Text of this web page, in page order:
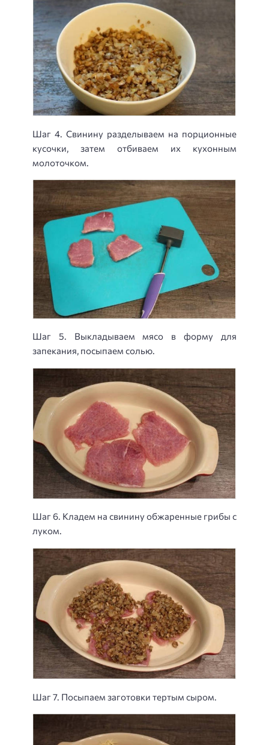
Шаг 4. Свинину разделываем на порционные
кусочки, затем отбиваем их кухонным
молоточком.
Шаг 5. Выкладываем мясо в форму для
запекания, посыпаем солью.
Шаг 6. Кладем на свинину обжаренные грибы с
луком.
Шаг 7. Посыпаем заготовки тертым сыром.